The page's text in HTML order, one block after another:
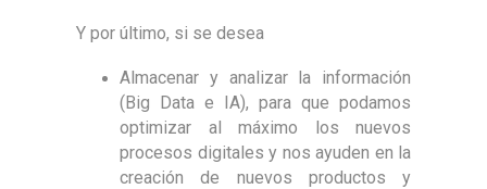
Y por último, si se desea
Almacenar y analizar la información
(Big Data e IA), para que podamos
optimizar al máximo los nuevos
procesos digitales y nos ayuden en la
creación de nuevos productos y